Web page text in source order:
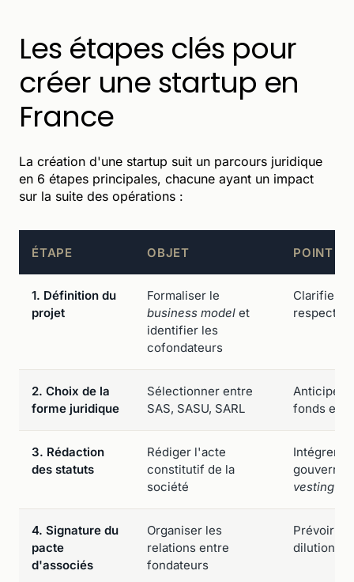
Les étapes clés pour
créer une startup en
France
La création d'une startup suit un parcours juridique
en 6 étapes principales, chacune ayant un impact
sur la suite des opérations :
ÉTAPE OBJET POINT
1. Définition du
projet
Formaliser le
business model et
identifier les
cofondateurs
Clarifier
respectifs
2. Choix de la
forme juridique
Sélectionner entre
SAS, SASU, SARL
Anticiper
fonds et
3. Rédaction
des statuts
Rédiger l'acte
constitutif de la
société
Intégrer
vesting
4. Signature du
pacte
d'associés
Organiser les
relations entre
fondateurs
Prévoir
dilution et